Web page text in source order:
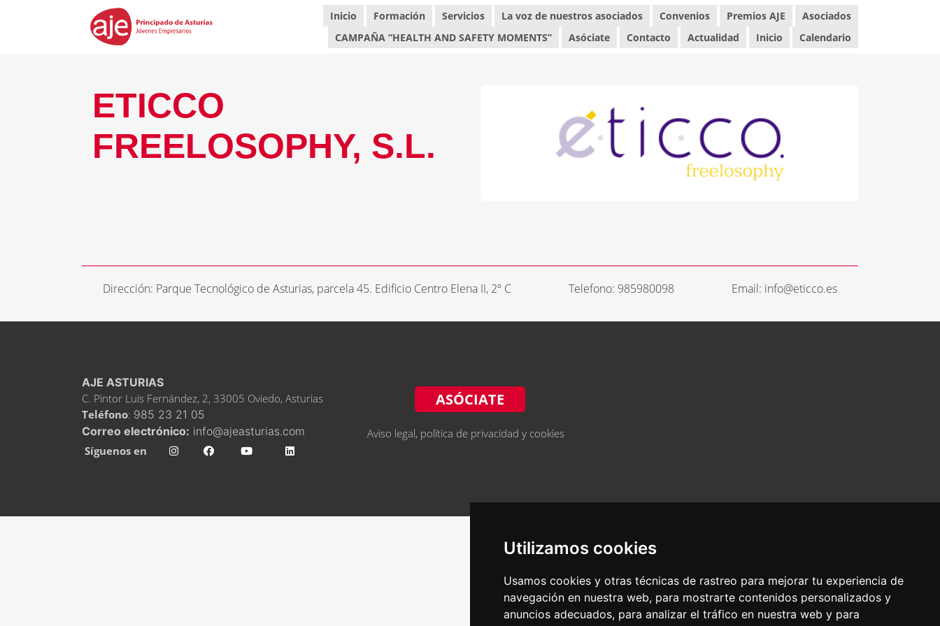
Utilizamos cookies
Usamos cookies y otras técnicas de rastreo para mejorar tu experiencia de
navegación en nuestra web, para mostrarte contenidos personalizados y
anuncios adecuados, para analizar el tráfico en nuestra web y para
Inicio Formación Servicios La voz de nuestros asociados Convenios Premios AJE
Asociados
CAMPAÑA “HEALTH AND SAFETY MOMENTS”
Asóciate Contacto Actualidad Inicio Calendario
ETICCO
FREELOSOPHY, S.L.
Dirección: Parque Tecnológico de Asturias, parcela 45. Edificio Centro Elena II, 2º C Telefono: 985980098 Email: info@eticco.es
AJE ASTURIAS
C. Pintor Luis Fernández, 2, 33005 Oviedo, Asturias
Teléfono: 985 23 21 05
Correo electrónico: info@ajeasturias.com
Síguenos en
ASÓCIATE
Aviso legal, política de privacidad y cookies